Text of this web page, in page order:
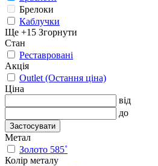
Брелоки
Каблучки
Ще +15 Згорнути
Стан
Реставровані
Акція
Outlet (Остання ціна)
Ціна
від
до
Застосувати
Метал
Золото 585˚
Колір металу